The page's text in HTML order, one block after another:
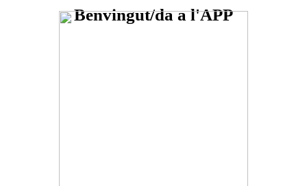
Benvingut/da a l'APP